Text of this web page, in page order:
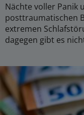
Nächte voller Panik
posttraumatischen
extremen
dagegen gibt es